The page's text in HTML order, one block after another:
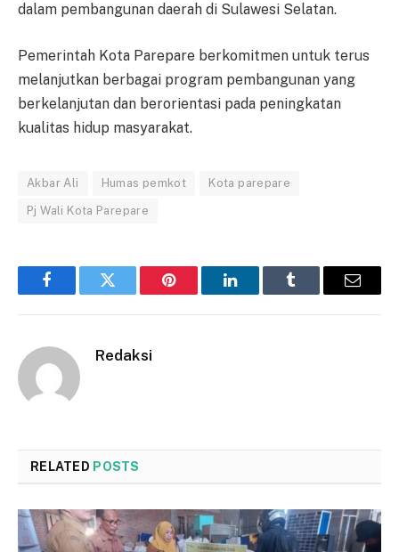
dalam pembangunan daerah di Sulawesi Selatan.
Pemerintah Kota Parepare berkomitmen untuk terus
melanjutkan berbagai program pembangunan yang
berkelanjutan dan berorientasi pada peningkatan
kualitas hidup masyarakat.
Akbar Ali Humas pemkot Kota parepare
Pj Wali Kota Parepare
FacebookTwitter Pinterest LinkedInTumblr Email
Redaksi
RELATED POSTS